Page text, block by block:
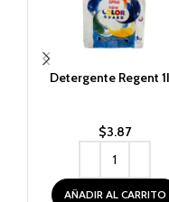
Detergente Regent
$3.87
AÑADIR AL CARRITO